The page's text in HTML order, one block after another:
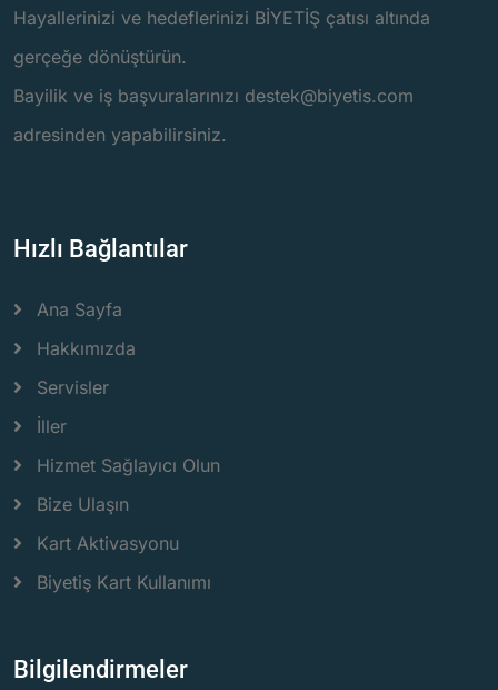
Hayallerinizi ve hedeflerinizi BİYETİŞ çatısı altında
gerçeğe dönüştürün.
Bayilik ve iş başvuralarınızı destek@biyetis.com
adresinden yapabilirsiniz.
Hızlı Bağlantılar
Ana Sayfa
Hakkımızda
Servisler
İller
Hizmet Sağlayıcı Olun
Bize Ulaşın
Kart Aktivasyonu
Biyetiş Kart Kullanımı
Bilgilendirmeler